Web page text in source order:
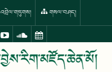
འབྲེལ་གཏུགས། གསལ་བཤད།